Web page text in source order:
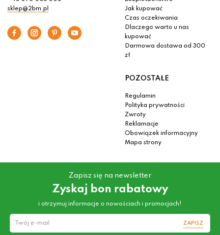
sklep@2bm.pl
Jak kupować
Czas oczekiwania
Dlaczego warto u nas
kupować
Darmowa dostawa od 300
zł
POZOSTAŁE
Regulamin
Polityka prywatności
Zwroty
Reklamacje
Obowiązek informacyjny
Mapa strony
Zapisz się na newsletter
Zyskaj bon rabatowy
i otrzymuj informacje o nowościach i promocjach!
ZAPISZ